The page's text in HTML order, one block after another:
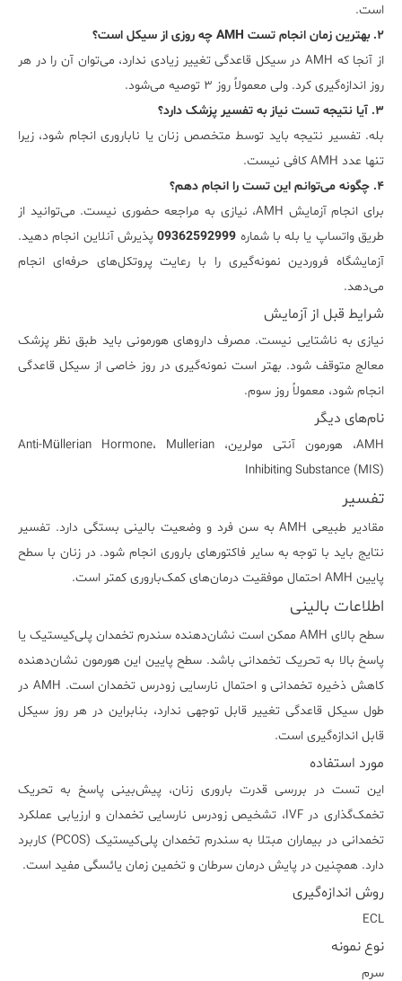
است.
۲. بهترین زمان انجام تست AMH چه روزی از سیکل است؟
از آنجا که AMH در سیکل قاعدگی تغییر زیادی ندارد، می‌توان آن را در هر
روز اندازه‌گیری کرد. ولی معمولاً روز ۳ توصیه می‌شود.
۳. آیا نتیجه تست نیاز به تفسیر پزشک دارد؟
بله. تفسیر نتیجه باید توسط متخصص زنان یا ناباروری انجام شود، زیرا
تنها عدد AMH کافی نیست.
۴. چگونه می‌توانم این تست را انجام دهم؟
برای انجام آزمایش AMH، نیازی به مراجعه حضوری نیست. می‌توانید از
طریق واتساپ یا بله با شماره 09362592999پذیرش آنلاین انجام دهید.
آزمایشگاه فروردین نمونه‌گیری را با رعایت پروتکل‌های حرفه‌ای انجام
می‌دهد.
شرایط قبل از آزمایش
نیازی به ناشتایی نیست. مصرف داروهای هورمونی باید طبق نظر پزشک
معالج متوقف شود. بهتر است نمونه‌گیری در روز خاصی از سیکل قاعدگی
انجام شود، معمولاً روز سوم.
نام‌های دیگر
AMH، هورمون آنتی مولرین، Anti-Müllerian Hormone، Mullerian
Inhibiting Substance (MIS)
تفسیر
مقادیر طبیعی AMH به سن فرد و وضعیت بالینی بستگی دارد. تفسیر
نتایج باید با توجه به سایر فاکتورهای باروری انجام شود. در زنان با سطح
پایین AMH احتمال موفقیت درمان‌های کمک‌باروری کمتر است.
اطلاعات بالینی
سطح بالای AMH ممکن است نشان‌دهنده سندرم تخمدان پلی‌کیستیک یا
پاسخ بالا به تحریک تخمدانی باشد. سطح پایین این هورمون نشان‌دهنده
کاهش ذخیره تخمدانی و احتمال نارسایی زودرس تخمدان است. AMH در
طول سیکل قاعدگی تغییر قابل توجهی ندارد، بنابراین در هر روز سیکل
قابل اندازه‌گیری است.
مورد استفاده
این تست در بررسی قدرت باروری زنان، پیش‌بینی پاسخ به تحریک
تخمک‌گذاری در IVF، تشخیص زودرس نارسایی تخمدان و ارزیابی عملکرد
تخمدانی در بیماران مبتلا به سندرم تخمدان پلی‌کیستیک (PCOS) کاربرد
دارد. همچنین در پایش درمان سرطان و تخمین زمان یائسگی مفید است.
روش اندازه‌گیری
ECL
نوع نمونه
سرم